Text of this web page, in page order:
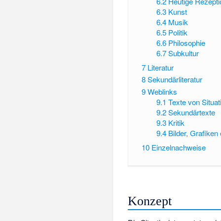
6.3 Kunst
6.4 Musik
6.5 Politik
6.6 Philosophie
6.7 Subkultur
7 Literatur
8Sekundärliteratur
9Weblinks
9.1 Texte von
9.2 Sekundärtexte
9.3 Kritik
9.4 Bilder, Grafiken
10 Einzelnachweise
Konzept